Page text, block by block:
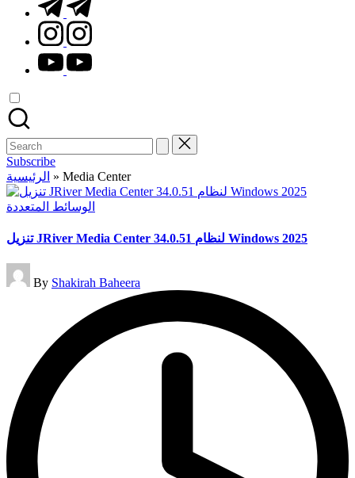
instagram.com
youtube.com
Search
for:
Subscribe
الرئيسية » Media Center
Posted
الوسائط المتعددة
تنزيل JRiver Media Center 34.0.51 لنظام Windows 2025
Posted
by
By Shakirah Baheera